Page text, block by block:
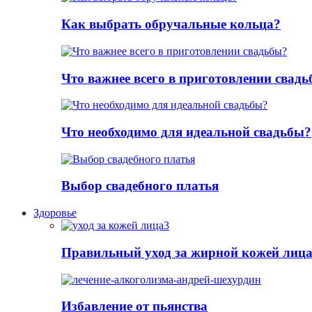
Как выбрать обручальные кольца?
Что важнее всего в приготовлении
Что необходимо для идеальной свадьбы?
Выбор свадебного платья
Здоровье
Правильный уход за жирной кожей лица
Избавление от пьянства